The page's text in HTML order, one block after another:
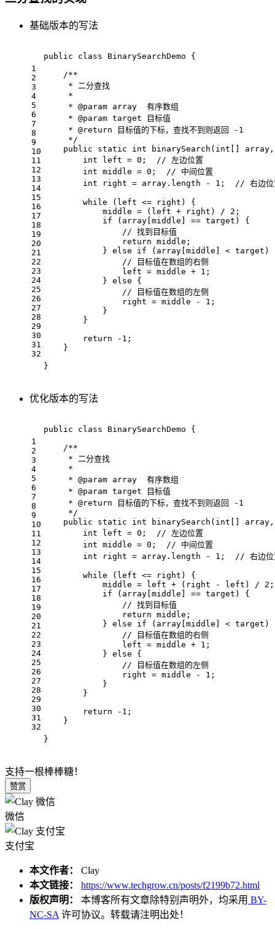
基础版本的写法
1
2
3
4
5
6
7
8
9
10
11
12
13
14
15
16
17
18
19
20
21
22
23
24
25
26
27
28
29
30
31
32
public class BinarySearchDemo
{
/**
     * 二分查找
     *
     *
@param array  有序数组
     *
@param target 目标值
     *
@return 目标值的下标，查找不到则返回 -1
     */
public
static int binarySearch ( int []
int left = 0 ;
// 左边位置
int middle = 0 ;
// 中间位置
int right = array.length - 1 ; // 右边位
while (left <= right) {
            middle = (left + right) /
2 ;
if (array[middle] == target) {
// 找到目标值
return middle;
            }
else if (array[middle] < target)
// 目标值在数组的右侧
                left = middle +
1 ;
            }
else {
// 目标值在数组的左侧
                right = middle -
1 ;
            }
        }
return - 1 ;
    }
}
优化版本的写法
1
2
3
4
5
6
7
8
9
10
11
12
13
14
15
16
17
18
19
20
21
22
23
24
25
26
27
28
29
30
31
32
public class BinarySearchDemo
{
/**
     * 二分查找
     *
     *
@param array  有序数组
     *
@param target 目标值
     *
@return 目标值的下标，查找不到则返回 -1
     */
public
static int binarySearch ( int []
int left = 0 ;
// 左边位置
int middle = 0 ;
// 中间位置
int right = array.length - 1 ; // 右边位
while (left <= right) {
            middle = left + (right - left) /
2 ;
if (array[middle] == target) {
// 找到目标值
return middle;
            }
else if (array[middle] < target)
// 目标值在数组的右侧
                left = middle +
1 ;
            }
else {
// 目标值在数组的左侧
                right = middle -
1 ;
            }
        }
return - 1 ;
    }
}
支持一根棒棒糖！
赞赏
微信
支付宝
本文作者：
Clay
本文链接：
https://www.techgrow.cn/posts/f2199b72.html
版权声明：
本博客所有文章除特别声明外，均采用 BY-
NC-SA 许可协议。转载请注明出处！